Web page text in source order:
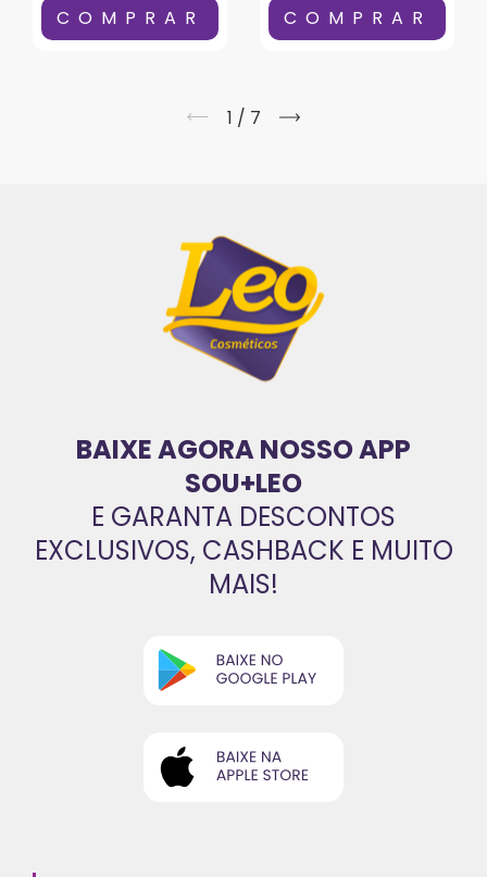
1 / 7
BAIXE AGORA NOSSO APP
SOU+LEO
E GARANTA DESCONTOS
EXCLUSIVOS, CASHBACK E MUITO
MAIS!